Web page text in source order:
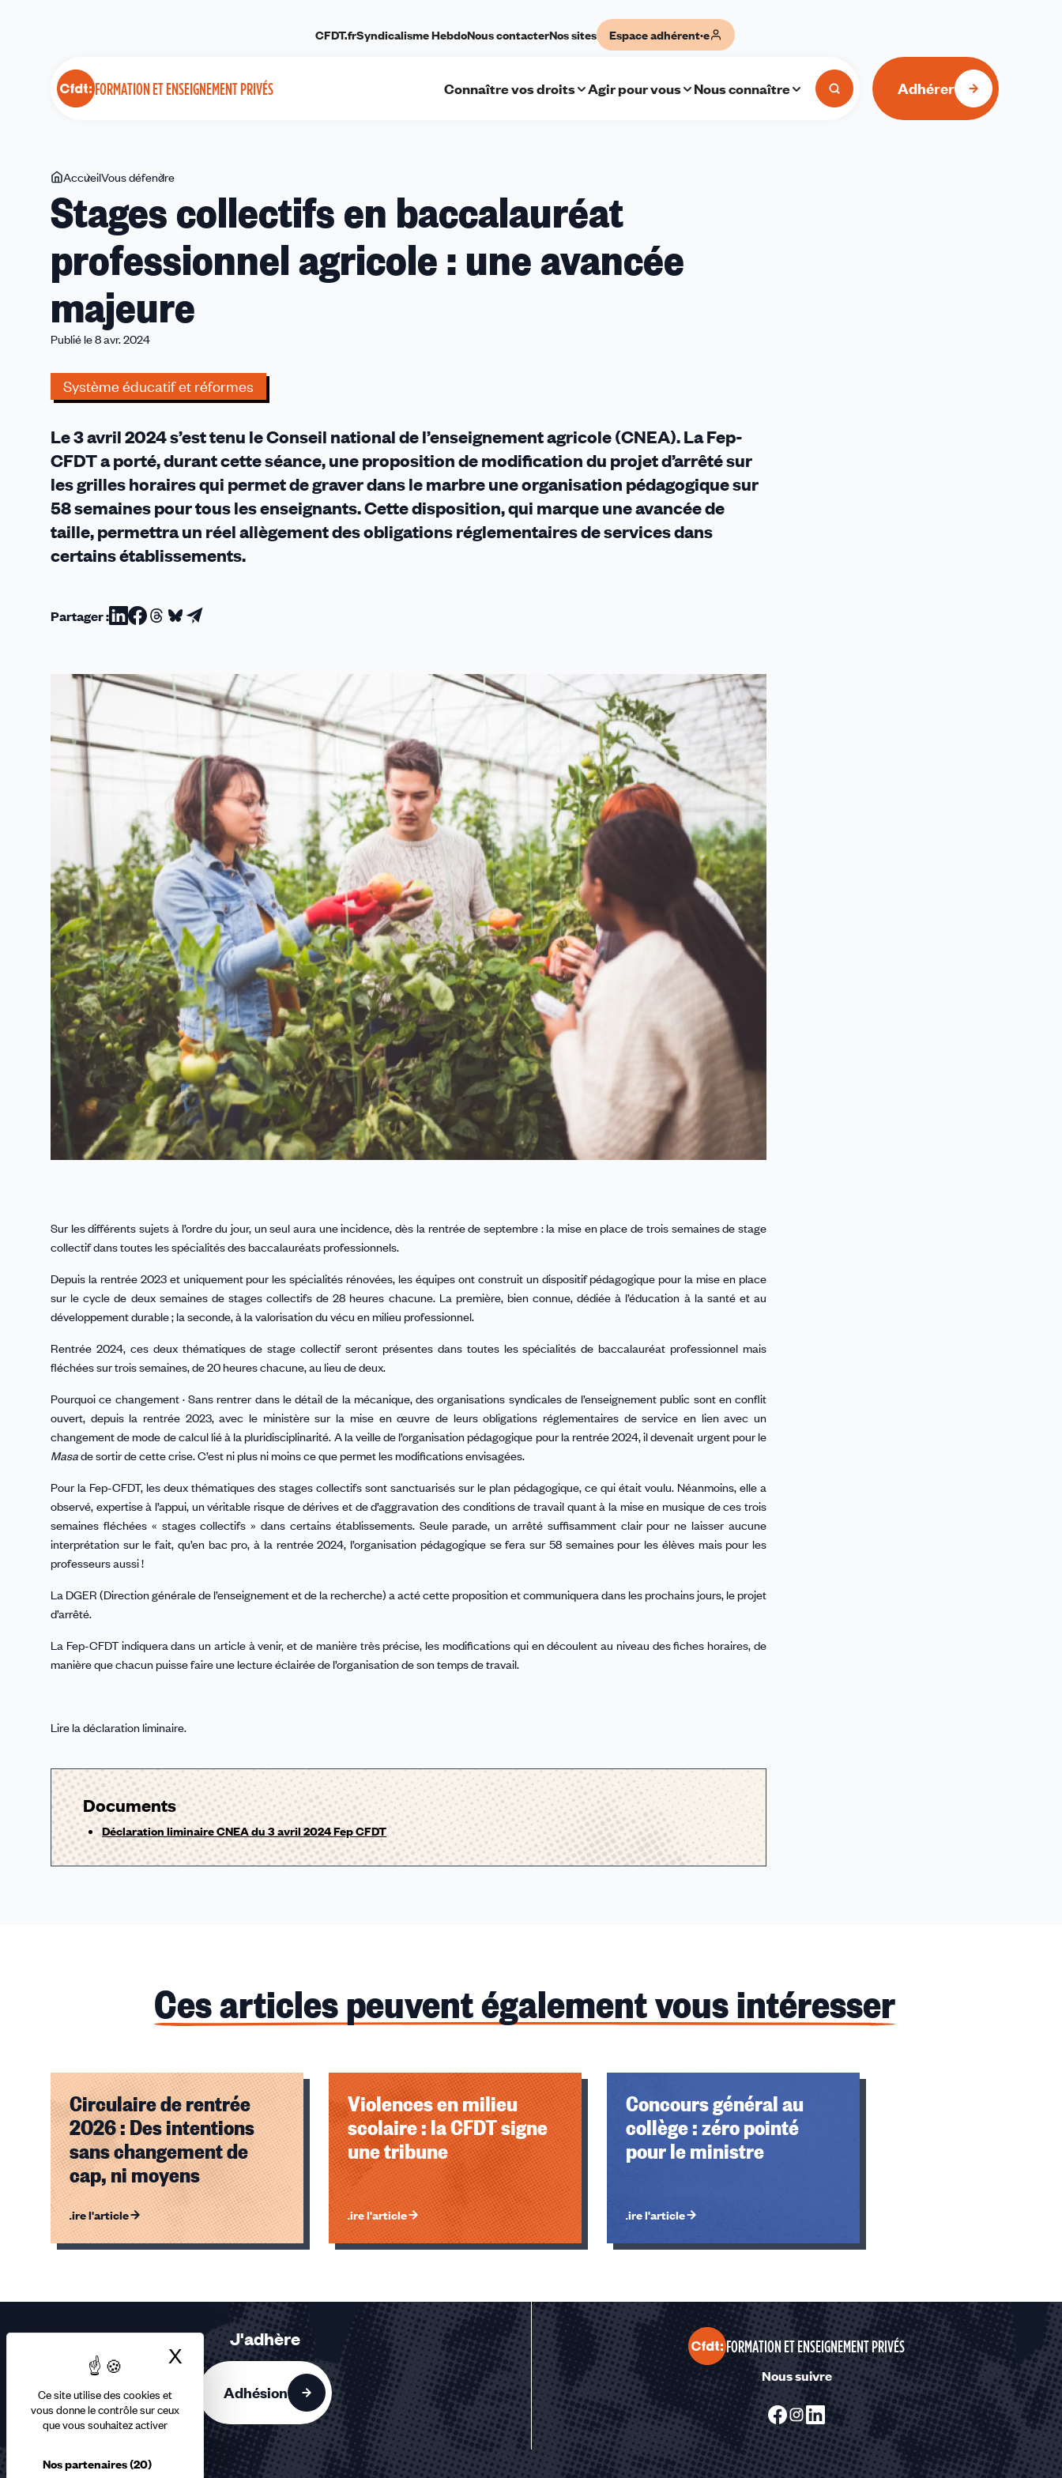
Ce site utilise des cookies et
vous donne le contrôle sur ceux
que vous souhaitez activer
Nos partenaires(20)
X Masquer le bandeau des cookies
FORMATION ET ENSEIGNEMENT PRIVÉS
CFDT.frSyndicalisme HebdoNous contacterNos sites Espace adhérent·e
Connaître vos droits Agir pour vous Nous connaître Adhérer
Vous
êtes
ici
AccueilVous défendre
collectifs
en
baccalauréat
professionnel
une
Stages collectifs en baccalauréat
professionnel agricole : une avancée
majeure
Publié le 8 avr. 2024
Système éducatif et réformes
Le 3 avril 2024 s’est tenu le Conseil national de l’enseignement agricole (CNEA). La Fep-
CFDT a porté, durant cette séance, une proposition de modification du projet d’arrêté sur
les grilles horaires qui permet de graver dans le marbre une organisation pédagogique sur
58 semaines pour tous les enseignants. Cette disposition, qui marque une avancée de
taille, permettra un réel allègement des obligations réglementaires de services dans
certains établissements.
Partager :Partager
Linkedin
Partager
Facebook
Partager
Threads
Partager
Bluesky
Partager
Sur les différents sujets à l’ordre du jour, un seul aura une incidence, dès la rentrée de septembre : la mise en place de trois semaines de stage
collectif dans toutes les spécialités des baccalauréats professionnels.
Depuis la rentrée 2023 et uniquement pour les spécialités rénovées, les équipes ont construit un dispositif pédagogique pour la mise en place
sur le cycle de deux semaines de stages collectifs de 28 heures chacune. La première, bien connue, dédiée à l’éducation à la santé et au
développement durable ; la seconde, à la valorisation du vécu en milieu professionnel.
Rentrée 2024, ces deux thématiques de stage collectif seront présentes dans toutes les spécialités de baccalauréat professionnel mais
fléchées sur trois semaines, de 20 heures chacune, au lieu de deux.
Pourquoi ce changement · Sans rentrer dans le détail de la mécanique, des organisations syndicales de l’enseignement public sont en conflit
ouvert, depuis la rentrée 2023, avec le ministère sur la mise en œuvre de leurs obligations réglementaires de service en lien avec un
changement de mode de calcul lié à la pluridisciplinarité. A la veille de l’organisation pédagogique pour la rentrée 2024, il devenait urgent pour le
Masade sortir de cette crise. C’est ni plus ni moins ce que permet les modifications envisagées.
Pour la Fep-CFDT, les deux thématiques des stages collectifs sont sanctuarisés sur le plan pédagogique, ce qui était voulu. Néanmoins, elle a
observé, expertise à l’appui, un véritable risque de dérives et de d’aggravation des conditions de travail quant à la mise en musique de ces trois
semaines fléchées « stages collectifs » dans certains établissements. Seule parade, un arrêté suffisamment clair pour ne laisser aucune
interprétation sur le fait, qu’en bac pro, à la rentrée 2024, l’organisation pédagogique se fera sur 58 semaines pour les élèves mais pour les
professeurs aussi !
La DGER (Direction générale de l’enseignement et de la recherche) a acté cette proposition et communiquera dans les prochains jours, le projet
d’arrêté.
La Fep-CFDT indiquera dans un article à venir, et de manière très précise, les modifications qui en découlent au niveau des fiches horaires, de
manière que chacun puisse faire une lecture éclairée de l’organisation de son temps de travail.
Lire la déclaration liminaire.
Documents
Déclaration liminaire CNEA du 3 avril 2024 Fep CFDT
Ces articles peuvent également vous intéresser
Circulaire de rentrée
2026 : Des intentions
sans changement de
cap, ni moyens
Lire l'article
Violences en milieu
scolaire : la CFDT signe
une tribune
Lire l'article
Concours général au
collège : zéro pointé
pour le ministre
Lire l'article
Éléments
sur
accessibles
J'adhère
Adhésion
FORMATION ET ENSEIGNEMENT PRIVÉS
Nous suivre